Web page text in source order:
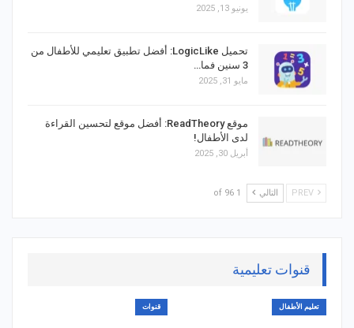
يونيو 13, 2025
تحميل LogicLike: أفضل تطبيق تعليمي للأطفال من
3 سنين فما…
مايو 31, 2025
موقع ReadTheory: أفضل موقع لتحسين القراءة
لدى الأطفال!
أبريل 30, 2025
التالي 1 of 96
قنوات تعليمية
تعليم الأطفال قنوات